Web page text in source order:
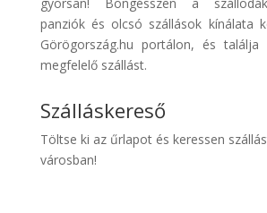
Cars
Transzfer
Kiwi
Taxi
panziók és olcsó szállások kínálata
Görögország.hu portálon, és
megfelelő szállást.
Szálláskereső
Töltse ki az űrlapot és keressen
városban!